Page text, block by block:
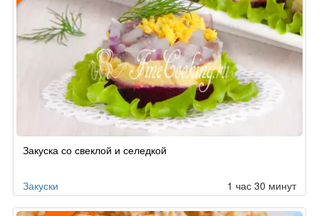
по
Закуска со свеклой и селедкой
Закуски 1 час 30 минут